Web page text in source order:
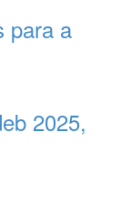
para a
2025,